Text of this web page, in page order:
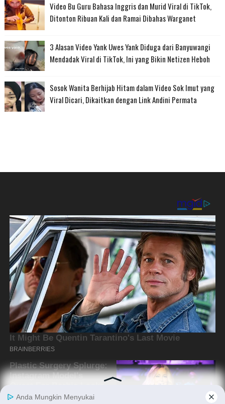
Video Bu Guru Bahasa Inggris dan Murid Viral di TikTok,
Ditonton Ribuan Kali dan Ramai Dibahas Warganet
3 Alasan Video Yank Uwes Yank Diduga dari Banyuwangi
Mendadak Viral di TikTok, Ini yang Bikin Netizen Heboh
Sosok Wanita Berhijab Hitam dalam Video Sok Imut yang
Viral Dicari, Dikaitkan dengan Link Andini Permata